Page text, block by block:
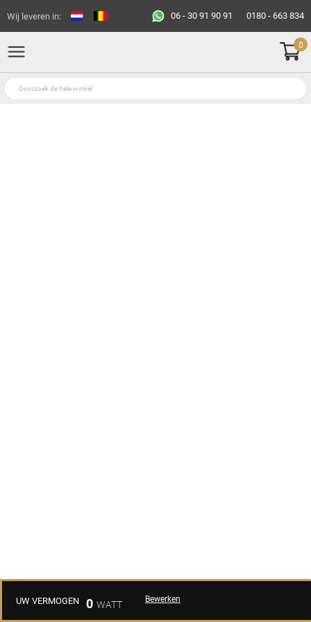
Wij leveren in: 06 - 30 91 90 91 0180 - 663 834
0
UW VERMOGEN 0 Bewerken